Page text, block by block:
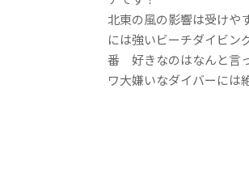
北東の風の影響は受けや
には強いビーチダイビン
番 好きなのはなんと言
ワ大嫌いなダイバーには